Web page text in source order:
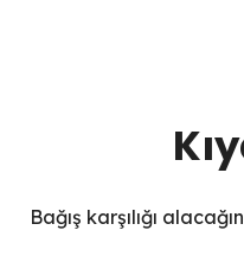
Bağış karşılığı